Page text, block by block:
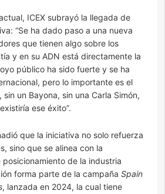
ICEX subrayó la llegada de
“Se ha dado paso a una nueva
que tienen algo sobre los
y en su ADN está directamente la
público ha sido fuerte y se ha
pero lo importante es el
un Bayona, sin una Carla Simón,
ese éxito”.
que la iniciativa no solo refuerza
sino que se alinea con la
de la industria
forma parte de la campaña Spain
, lanzada en 2024, la cual tiene